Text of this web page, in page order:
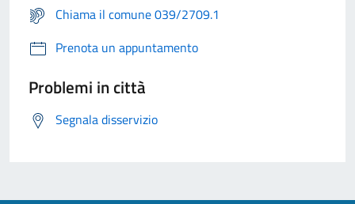
Chiama il comune 039/2709.1
Prenota un appuntamento
Problemi in città
Segnala disservizio